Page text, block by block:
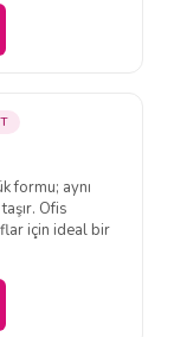
formu; aynı
Ofis
için ideal bir